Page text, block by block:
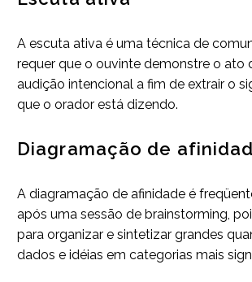
A escuta ativa é uma técnica de
requer que o ouvinte demonstre o ato
audição intencional a fim de extrair o
que o orador está dizendo.
Diagramação de
A diagramação de afinidade é
após uma sessão de brainstorming,
para organizar e sintetizar grandes
dados e idéias em categorias mais